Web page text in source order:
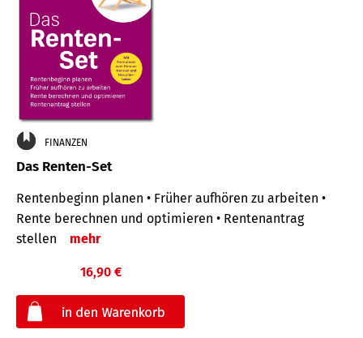
FINANZEN
Das Renten-Set
Rentenbeginn planen • Früher aufhören zu arbeiten •
Rente berechnen und optimieren • Rentenantrag
stellen
mehr
16,90 €